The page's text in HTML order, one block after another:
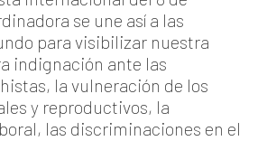
se une así a las
para visibilizar nuestra
indignación ante las
la vulneración de los
y reproductivos, la
las discriminaciones en el